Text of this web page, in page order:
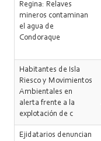
Regina: Relaves
mineros contaminan
el agua de
Condoraque
Habitantes de Isla
Riesco y Movimientos
Ambientales en
alerta frente a la
explotación de c
Ejidatarios denuncian